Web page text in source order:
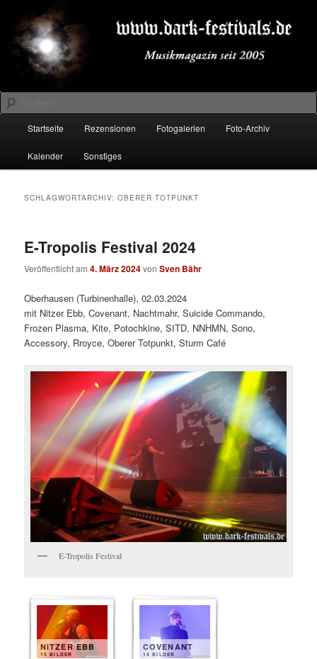
primären
Inhalt
springen
sekundären
Inhalt
springenDARK-FESTIVALS.DE
Suchen
Startseite Rezensionen Fotogalerien Foto-Archiv
Kalender Sonstiges
SCHLAGWORTARCHIV:OBERER TOTPUNKT
E-Tropolis Festival 2024
Veröffentlicht am4. März 2024vonSven Bähr
Oberhausen (Turbinenhalle), 02.03.2024
mit Nitzer Ebb, Covenant, Nachtmahr, Suicide Commando,
Frozen Plasma, Kite, Potochkine, SITD, NNHMN, Sono,
Accessory, Rroyce, Oberer Totpunkt, Sturm Café
E-Tropolis Festival
NITZER EBB
15 BILDER
COVENANT
14 BILDER